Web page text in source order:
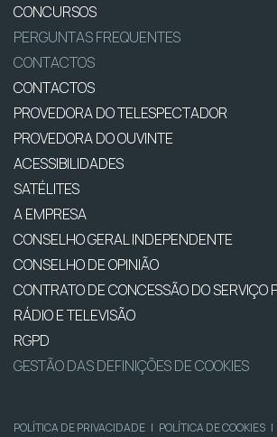
CONCURSOS
PERGUNTAS FREQUENTES
CONTACTOS
CONTACTOS
PROVEDORA DO TELESPECTADOR
PROVEDORA DO OUVINTE
ACESSIBILIDADES
SATÉLITES
A EMPRESA
CONSELHO GERAL INDEPENDENTE
CONSELHO DE OPINIÃO
CONTRATO DE CONCESSÃO DO SERVIÇO
RÁDIO E TELEVISÃO
RGPD
GESTÃO DAS DEFINIÇÕES DE COOKIES
POLÍTICA DE PRIVACIDADE | POLÍTICA DE COOKIES |